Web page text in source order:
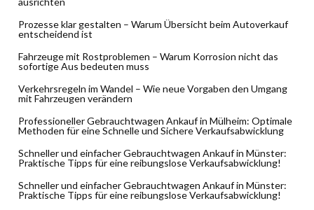
Prozesse klar gestalten – Warum Übersicht beim Autoverkauf
entscheidend ist
Fahrzeuge mit Rostproblemen – Warum Korrosion nicht das
sofortige Aus bedeuten muss
Verkehrsregeln im Wandel – Wie neue Vorgaben den Umgang
mit Fahrzeugen verändern
Professioneller Gebrauchtwagen Ankauf in Mülheim: Optimale
Methoden für eine Schnelle und Sichere Verkaufsabwicklung
Schneller und einfacher Gebrauchtwagen Ankauf in Münster:
Praktische Tipps für eine reibungslose Verkaufsabwicklung!
Schneller und einfacher Gebrauchtwagen Ankauf in Münster:
Praktische Tipps für eine reibungslose Verkaufsabwicklung!